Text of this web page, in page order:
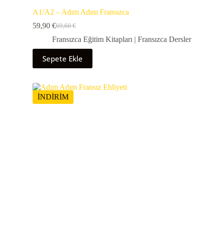
A1/A2 – Adım Adım Fransızca
69,60€
59,90 €
Fransızca Eğitim Kitapları | Fransızca Dersler
Sepete Ekle
İNDİRİM